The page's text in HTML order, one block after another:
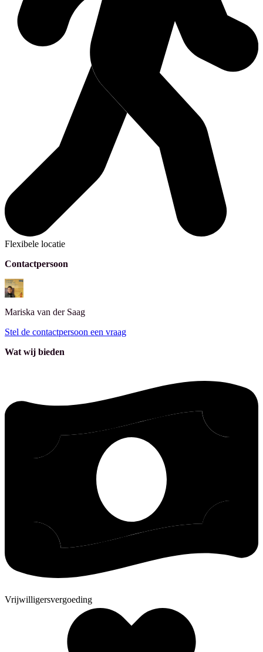
Flexibele locatie
Contactpersoon
Mariska van der Saag
Stel de contactpersoon een vraag
Wat wij bieden
Vrijwilligersvergoeding